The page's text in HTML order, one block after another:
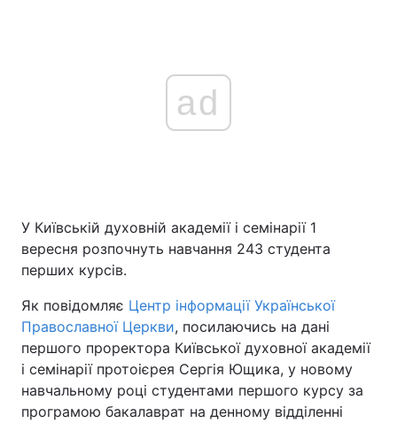
ad
У Київській духовній академії і семінарії 1
вересня розпочнуть навчання 243 студента
перших курсів.
Як повідомляє Центр інформації Української
Православної Церкви, посилаючись на дані
першого проректора Київської духовної академії
і семінарії протоієрея Сергія Ющика, у новому
навчальному році студентами першого курсу за
програмою бакалаврат на денному відділенні